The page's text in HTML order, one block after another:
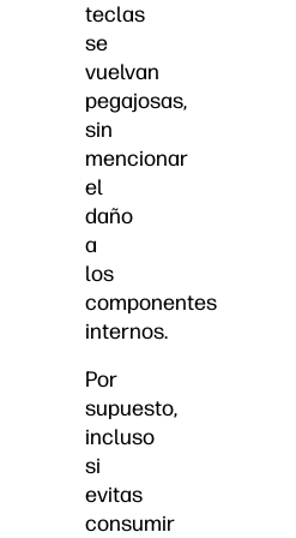
teclas
se
vuelvan
pegajosas,
sin
mencionar
el
daño
a
los
componentes
internos.
Por
supuesto,
incluso
si
evitas
consumir